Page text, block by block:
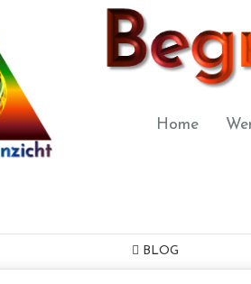
Home
BLOG